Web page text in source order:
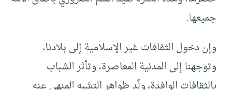
جميعها.
وإن دخول الثقافات غير الإسلامية إلى بلادنا،
وتوجهنا إلى المدنية المعاصرة، وتأثر الشباب
بالثقافات الوافدة، ولّد ظواهر التشبه المنهي عنه